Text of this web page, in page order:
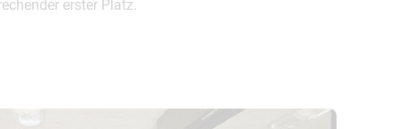
erster Platz.